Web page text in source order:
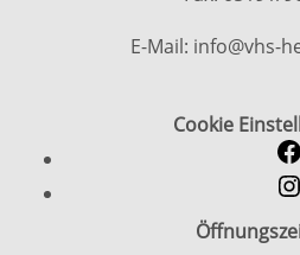
E-Mail: info@vhs-
Cookie